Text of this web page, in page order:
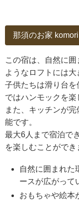
那須のお家
この宿は、自然に
ようなロフトには大
子供たちは滑り台
ではハンモックを楽
また、キッチンが
能です。
最大6人まで宿泊で
を楽しむことができ
自然に囲まれた
ースが広がって
おもちゃや絵本